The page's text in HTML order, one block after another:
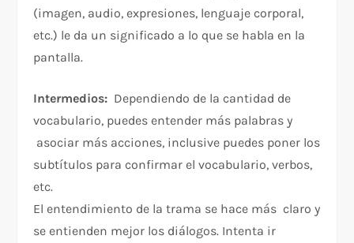
(imagen, audio, expresiones, lenguaje corporal,
etc.) le da un significado a lo que se habla en la
pantalla.
Intermedios: Dependiendo de la cantidad de
vocabulario, puedes entender más palabras y
asociar más acciones, inclusive puedes poner los
subtítulos para confirmar el vocabulario, verbos,
etc.
El entendimiento de la trama se hace más claro y
se entienden mejor los diálogos. Intenta ir